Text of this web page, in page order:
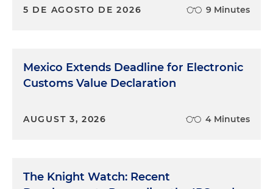
5 DE AGOSTO DE 2026 9 Minutes
Mexico Extends Deadline for Electronic
Customs Value Declaration
AUGUST 3, 2026 4 Minutes
The Knight Watch: Recent